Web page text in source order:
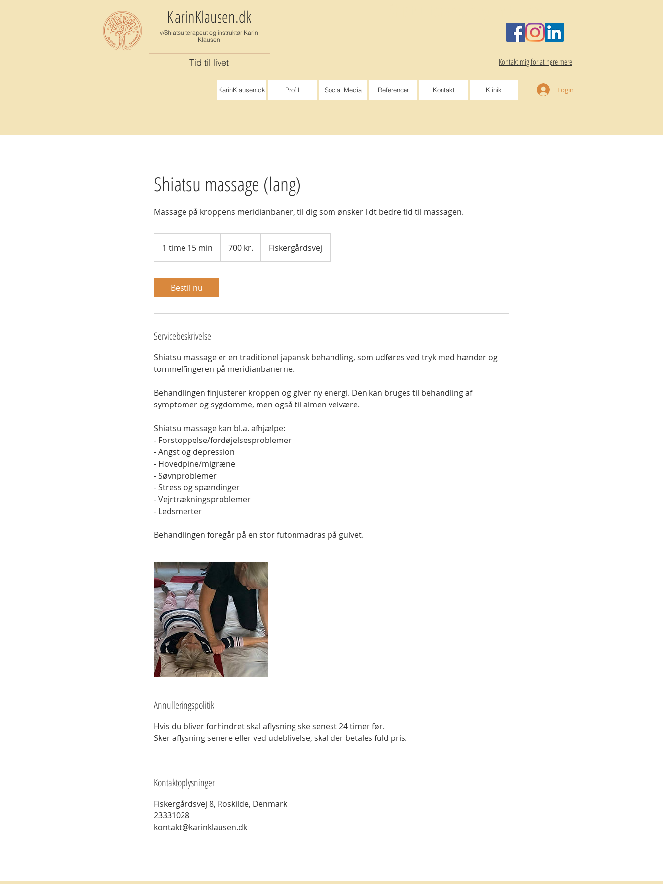
KarinKlausen.dk
Tid til livet
v/Shiatsu terapeut og instruktør Karin
Klausen
Kontakt mig for at høre mere
KarinKlausen.dk Profil Social Media Referencer Kontakt Klinik Login
Shiatsu massage (lang)
Massage på kroppens meridianbaner, til dig som ønsker lidt bedre tid til massagen.
1 time 15 min
t
1
kroner700 kr. Fiskergårdsvej
Bestil nu
Servicebeskrivelse
Shiatsu massage er en traditionel japansk behandling, som udføres ved tryk med hænder og
tommelfingeren på meridianbanerne.
Behandlingen finjusterer kroppen og giver ny energi. Den kan bruges til behandling af
symptomer og sygdomme, men også til almen velvære.
Shiatsu massage kan bl.a. afhjælpe:
- Forstoppelse/fordøjelsesproblemer
- Angst og depression
- Hovedpine/migræne
- Søvnproblemer
- Stress og spændinger
- Vejrtrækningsproblemer
- Ledsmerter
Behandlingen foregår på en stor futonmadras på gulvet.
Annulleringspolitik
Hvis du bliver forhindret skal aflysning ske senest 24 timer før.
Sker aflysning senere eller ved udeblivelse, skal der betales fuld pris.
Kontaktoplysninger
Fiskergårdsvej 8, Roskilde, Denmark
23331028
kontakt@karinklausen.dk